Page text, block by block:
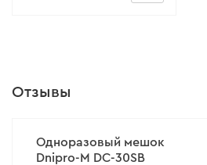
Отзывы
Одноразовый мешок
Dnipro-M DC-30SB